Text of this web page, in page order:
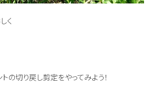
く
トの切り戻し剪定をやってみよう！